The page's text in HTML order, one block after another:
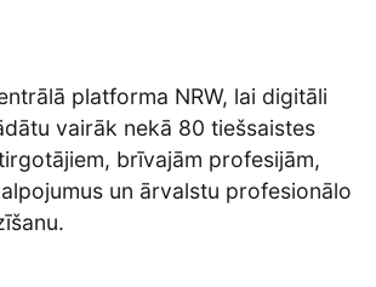
platforma NRW, lai digitāli
vairāk nekā 80 tiešsaistes
brīvajām profesijām,
un ārvalstu profesionālo